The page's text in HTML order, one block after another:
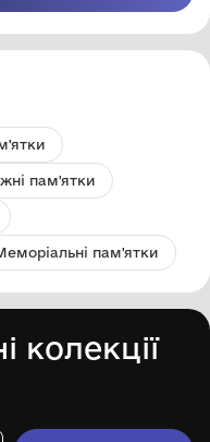
пам'ятки
пам'ятки
колекції